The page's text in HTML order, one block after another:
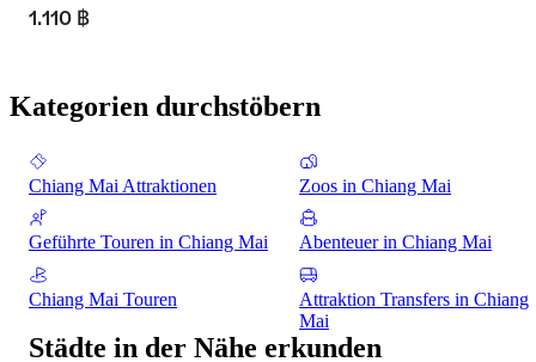
1.110 ฿
Kategorien durchstöbern
Chiang Mai Attraktionen Zoos in Chiang Mai
Geführte Touren in Chiang Mai Abenteuer in Chiang Mai
Chiang Mai Touren
Attraktion Transfers in Chiang
Mai
Städte in der Nähe erkunden